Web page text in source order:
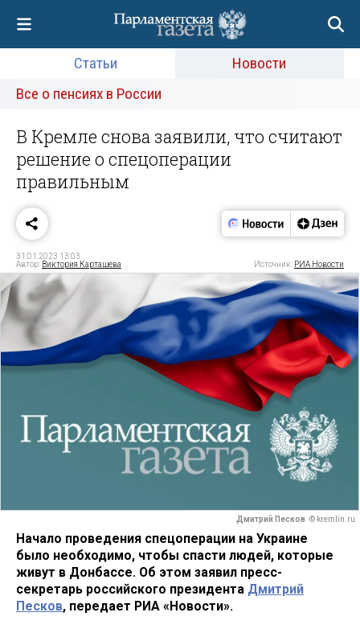
Статьи
Новости
Все о пенсиях в России
В Кремле снова заявили, что считают
решение о спецоперации
правильным
31.01.2023 13:03
Автор: Виктория Карташева Источник: РИА Новости
Дмитрий Песков © kremlin.ru
Начало проведения спецоперации на Украине
было необходимо, чтобы спасти людей, которые
живут в Донбассе. Об этом заявил пресс-
секретарь российского президента Дмитрий
Песков, передает РИА «Новости».